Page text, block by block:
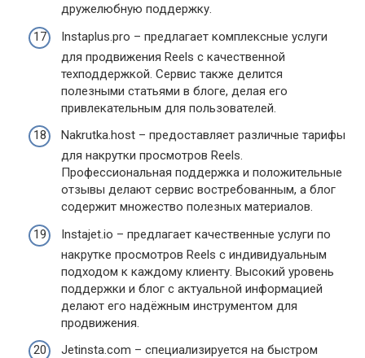
дружелюбную поддержку.
Instaplus.pro – предлагает комплексные услуги
для продвижения Reels с качественной
техподдержкой. Сервис также делится
полезными статьями в блоге, делая его
привлекательным для пользователей.
Nakrutka.host – предоставляет различные тарифы
для накрутки просмотров Reels.
Профессиональная поддержка и положительные
отзывы делают сервис востребованным, а блог
содержит множество полезных материалов.
Instajet.io – предлагает качественные услуги по
накрутке просмотров Reels с индивидуальным
подходом к каждому клиенту. Высокий уровень
поддержки и блог с актуальной информацией
делают его надёжным инструментом для
продвижения.
Jetinsta.com – специализируется на быстром